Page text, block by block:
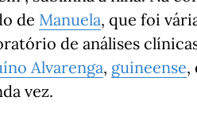
de Manuela, que foi
de análises
Alvarenga, guineense,
vez.